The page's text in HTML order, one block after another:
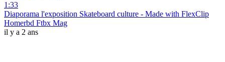
1:33
Diaporama l'exposition Skateboard culture ‑ Made with FlexClip
Homerbd Ftbx Mag
il y a 2 ans